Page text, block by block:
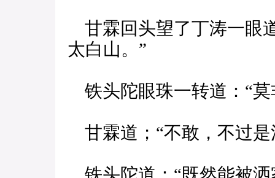
甘霖回头望了丁涛一眼
太白山。”
铁头陀眼珠一转道：“莫
甘霖道；“不敢，不过是